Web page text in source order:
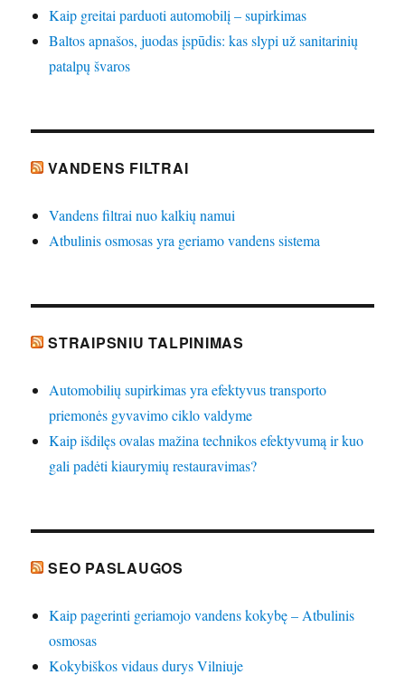
Kaip greitai parduoti automobilį – supirkimas
Baltos apnašos, juodas įspūdis: kas slypi už sanitarinių
patalpų švaros
VANDENS FILTRAI
Vandens filtrai nuo kalkių namui
Atbulinis osmosas yra geriamo vandens sistema
STRAIPSNIU TALPINIMAS
Automobilių supirkimas yra efektyvus transporto
priemonės gyvavimo ciklo valdyme
Kaip išdilęs ovalas mažina technikos efektyvumą ir kuo
gali padėti kiaurymių restauravimas?
SEO PASLAUGOS
Kaip pagerinti geriamojo vandens kokybę – Atbulinis
osmosas
Kokybiškos vidaus durys Vilniuje